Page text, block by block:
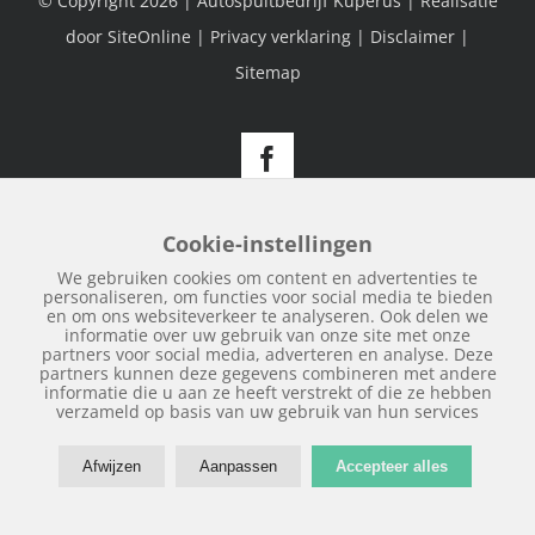
door SiteOnline | Privacy verklaring | Disclaimer |
Sitemap
Facebook
Cookie-instellingen
We gebruiken cookies om content en advertenties te
personaliseren, om functies voor social media te bieden
en om ons websiteverkeer te analyseren. Ook delen we
informatie over uw gebruik van onze site met onze
partners voor social media, adverteren en analyse. Deze
partners kunnen deze gegevens combineren met andere
informatie die u aan ze heeft verstrekt of die ze hebben
verzameld op basis van uw gebruik van hun services
Afwijzen Aanpassen Accepteer alles